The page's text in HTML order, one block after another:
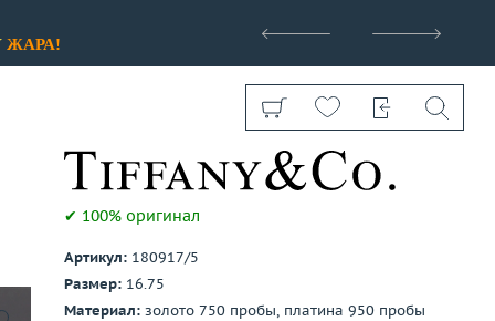
ЖАРА!
Показать все
✔ 100% оригинал
Артикул: 180917/5
Размер: 16.75
Материал: золото 750 пробы, платина 950 пробы